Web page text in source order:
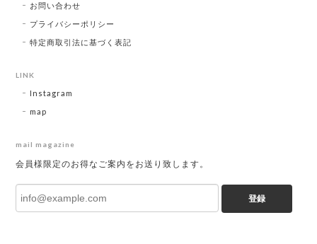
お問い合わせ
プライバシーポリシー
特定商取引法に基づく表記
LINK
Instagram
map
mail magazine
会員様限定のお得なご案内をお送り致します。
登録